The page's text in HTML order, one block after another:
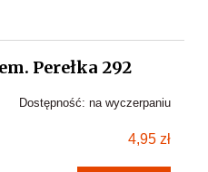
Perełka 292
Dostępność: na wyczerpaniu
4,95 zł